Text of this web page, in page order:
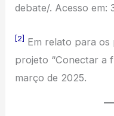
debate/. Acesso em:
[2]
Em relato para
projeto “Conectar a
março de 2025.